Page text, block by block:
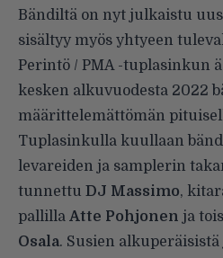
Bändiltä on nyt julkaistu
sisältyy myös yhtyeen
Perintö / PMA -tuplasinkun
kesken alkuvuodesta 2022
määrittelemättömän
Tuplasinkulla kuullaan
levareiden ja samplerin
tunnettu DJ Massimo,
pallilla Atte Pohjonen ja
Osala. Susien